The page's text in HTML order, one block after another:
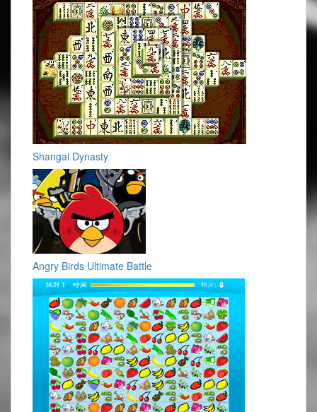
Shangai Dynasty
Angry Birds Ultimate Battle